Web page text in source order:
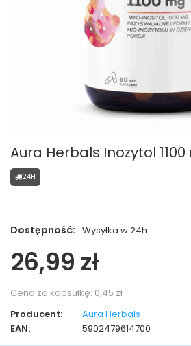
Aura Herbals Inozytol
24H
Dostępność: Wysyłka w 24h
26,99 zł
Cena za kapsułkę: 0,45 zł
Producent:
Aura Herbals
EAN:
5902479614700